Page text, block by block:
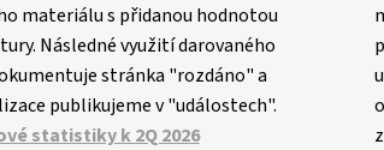
materiálu s přidanou hodnotou
Následné využití darovaného
stránka "rozdáno" a
publikujeme v "událostech".
statistiky k 2Q 2026